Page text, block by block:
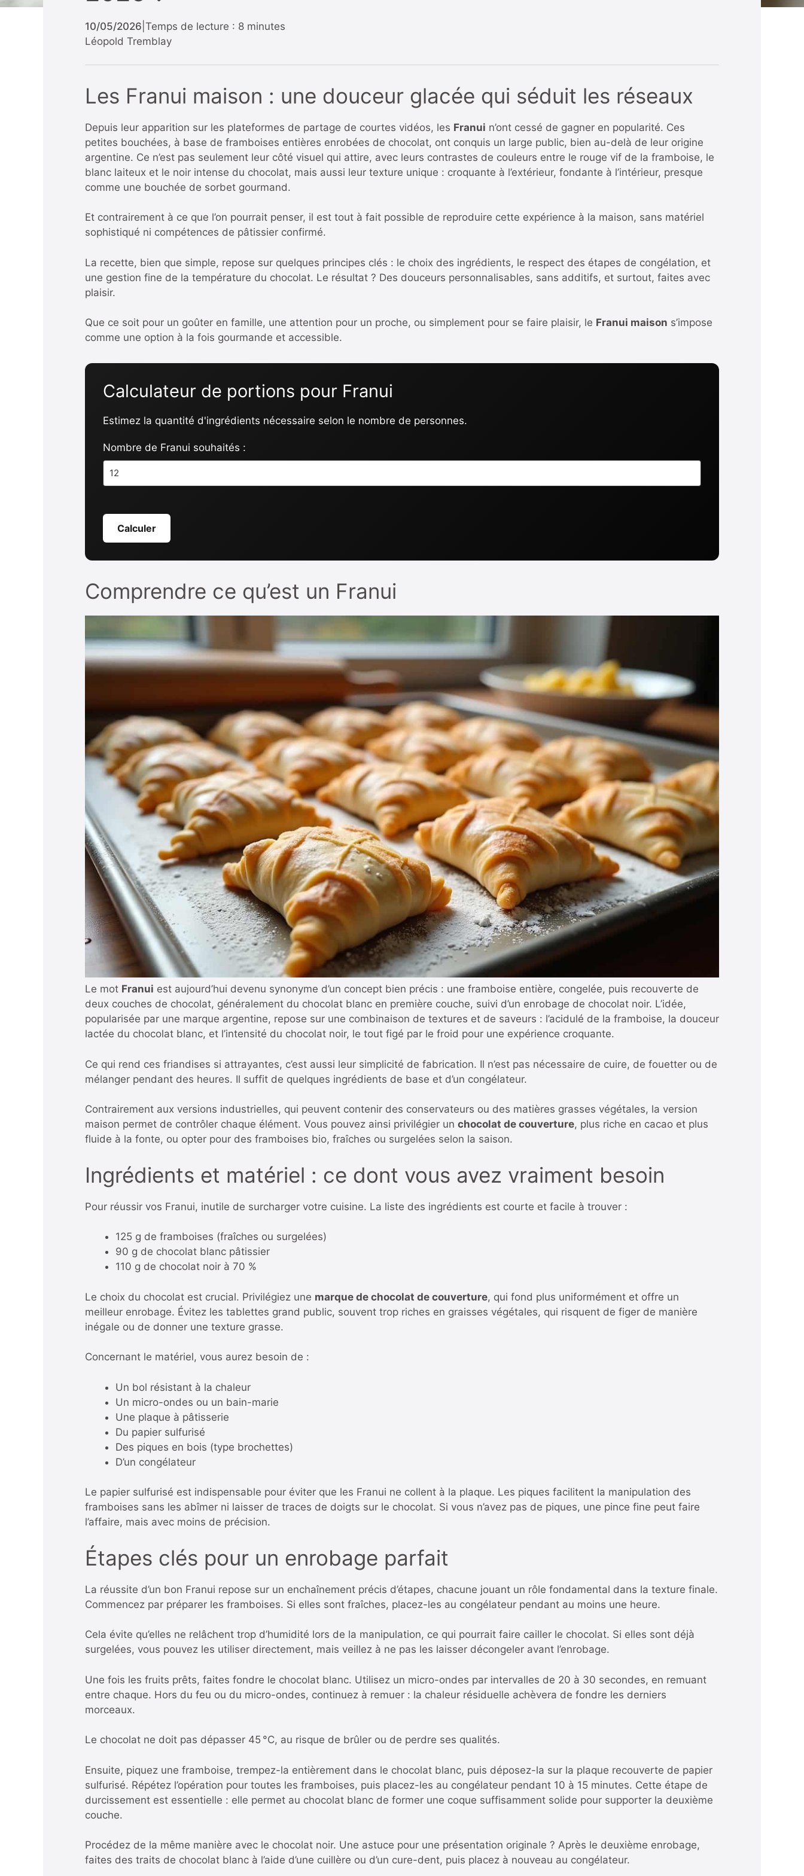
10/05/2026 Temps de lecture : 8 minutes
Léopold Tremblay
Les Franui maison : une douceur glacée qui séduit les réseaux
Depuis leur apparition sur les plateformes de partage de courtes vidéos, les Franui n’ont cessé de gagner en popularité. Ces
petites bouchées, à base de framboises entières enrobées de chocolat, ont conquis un large public, bien au-delà de leur origine
argentine. Ce n’est pas seulement leur côté visuel qui attire, avec leurs contrastes de couleurs entre le rouge vif de la framboise, le
blanc laiteux et le noir intense du chocolat, mais aussi leur texture unique : croquante à l’extérieur, fondante à l’intérieur, presque
comme une bouchée de sorbet gourmand.
Et contrairement à ce que l’on pourrait penser, il est tout à fait possible de reproduire cette expérience à la maison, sans matériel
sophistiqué ni compétences de pâtissier confirmé.
La recette, bien que simple, repose sur quelques principes clés : le choix des ingrédients, le respect des étapes de congélation, et
une gestion fine de la température du chocolat. Le résultat ? Des douceurs personnalisables, sans additifs, et surtout, faites avec
plaisir.
Que ce soit pour un goûter en famille, une attention pour un proche, ou simplement pour se faire plaisir, le Franui maison s’impose
comme une option à la fois gourmande et accessible.
Calculateur de portions pour Franui
Estimez la quantité d'ingrédients nécessaire selon le nombre de personnes.
Nombre de Franui souhaités :
Calculer
Comprendre ce qu’est un Franui
Le mot Franui est aujourd’hui devenu synonyme d’un concept bien précis : une framboise entière, congelée, puis recouverte de
deux couches de chocolat, généralement du chocolat blanc en première couche, suivi d’un enrobage de chocolat noir. L’idée,
popularisée par une marque argentine, repose sur une combinaison de textures et de saveurs : l’acidulé de la framboise, la douceur
lactée du chocolat blanc, et l’intensité du chocolat noir, le tout figé par le froid pour une expérience croquante.
Ce qui rend ces friandises si attrayantes, c’est aussi leur simplicité de fabrication. Il n’est pas nécessaire de cuire, de fouetter ou de
mélanger pendant des heures. Il suffit de quelques ingrédients de base et d’un congélateur.
Contrairement aux versions industrielles, qui peuvent contenir des conservateurs ou des matières grasses végétales, la version
maison permet de contrôler chaque élément. Vous pouvez ainsi privilégier un chocolat de couverture, plus riche en cacao et plus
fluide à la fonte, ou opter pour des framboises bio, fraîches ou surgelées selon la saison.
Ingrédients et matériel : ce dont vous avez vraiment besoin
Pour réussir vos Franui, inutile de surcharger votre cuisine. La liste des ingrédients est courte et facile à trouver :
125 g de framboises (fraîches ou surgelées)
90 g de chocolat blanc pâtissier
110 g de chocolat noir à 70 %
Le choix du chocolat est crucial. Privilégiez une marque de chocolat de couverture, qui fond plus uniformément et offre un
meilleur enrobage. Évitez les tablettes grand public, souvent trop riches en graisses végétales, qui risquent de figer de manière
inégale ou de donner une texture grasse.
Concernant le matériel, vous aurez besoin de :
Un bol résistant à la chaleur
Un micro-ondes ou un bain-marie
Une plaque à pâtisserie
Du papier sulfurisé
Des piques en bois (type brochettes)
D’un congélateur
Le papier sulfurisé est indispensable pour éviter que les Franui ne collent à la plaque. Les piques facilitent la manipulation des
framboises sans les abîmer ni laisser de traces de doigts sur le chocolat. Si vous n’avez pas de piques, une pince fine peut faire
l’affaire, mais avec moins de précision.
Étapes clés pour un enrobage parfait
La réussite d’un bon Franui repose sur un enchaînement précis d’étapes, chacune jouant un rôle fondamental dans la texture finale.
Commencez par préparer les framboises. Si elles sont fraîches, placez-les au congélateur pendant au moins une heure.
Cela évite qu’elles ne relâchent trop d’humidité lors de la manipulation, ce qui pourrait faire cailler le chocolat. Si elles sont déjà
surgelées, vous pouvez les utiliser directement, mais veillez à ne pas les laisser décongeler avant l’enrobage.
Une fois les fruits prêts, faites fondre le chocolat blanc. Utilisez un micro-ondes par intervalles de 20 à 30 secondes, en remuant
entre chaque. Hors du feu ou du micro-ondes, continuez à remuer : la chaleur résiduelle achèvera de fondre les derniers
morceaux.
Le chocolat ne doit pas dépasser 45 °C, au risque de brûler ou de perdre ses qualités.
Ensuite, piquez une framboise, trempez-la entièrement dans le chocolat blanc, puis déposez-la sur la plaque recouverte de papier
sulfurisé. Répétez l’opération pour toutes les framboises, puis placez-les au congélateur pendant 10 à 15 minutes. Cette étape de
durcissement est essentielle : elle permet au chocolat blanc de former une coque suffisamment solide pour supporter la deuxième
couche.
Procédez de la même manière avec le chocolat noir. Une astuce pour une présentation originale ? Après le deuxième enrobage,
faites des traits de chocolat blanc à l’aide d’une cuillère ou d’un cure-dent, puis placez à nouveau au congélateur.